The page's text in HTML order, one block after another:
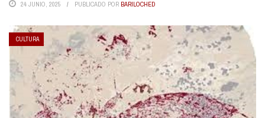
24 JUNIO, 2025 PUBLICADO POR BARILOCHED
CULTURA